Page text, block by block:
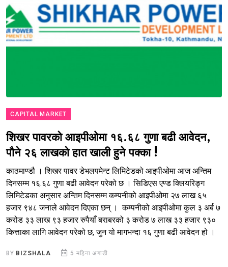
CAPITAL MARKET
शिखर पावरको आइपीओमा १६.६८ गुणा बढी आवेदन,
पौने २६ लाखको हात खाली हुने पक्का !
काठमाण्डौ । शिखर पावर डेभलपमेन्ट लिमिटेडको आइपीओमा आज अन्तिम
दिनसम्म १६.६८ गुणा बढी आवेदन परेको छ । सिडिएस एण्ड क्लियरिङ्ग
लिमिटेडका अनुसार अन्तिम दिनसम्म कम्पनीको आइपीओमा २७ लाख ६५
हजार ९४८ जनाले आवेदन दिएका छन् । कम्पनीको आइपीओमा कुल ३ अर्ब ७
करोड ३३ लाख ९३ हजार रुपैयाँ बराबरको ३ करोड ७ लाख ३३ हजार ९३०
कित्ताका लागि आवेदन परेको छ, जुन यो मागभन्दा १६ गुणा बढी आवेदन हो ।
BY BIZSHALA 5 महिना अगाडी